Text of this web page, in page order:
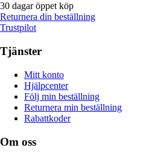
30 dagar öppet köp
Returnera din beställning
Trustpilot
Tjänster
Mitt konto
Hjälpcenter
Följ min beställning
Returnera min beställning
Rabattkoder
Om oss